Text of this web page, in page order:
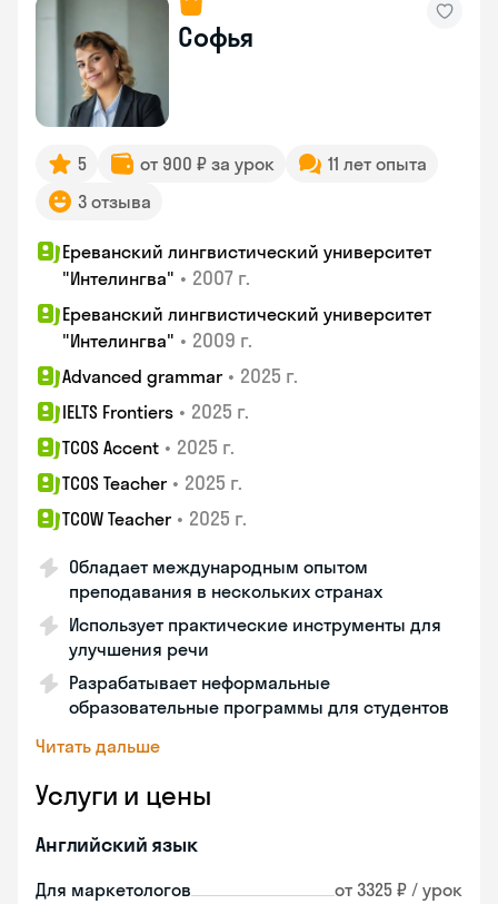
Софья
5 от 900 ₽ за урок
11 лет опыта
3 отзыва
Ереванский лингвистический университет
"Интелингва" • 2007 г.
Ереванский лингвистический университет
"Интелингва" • 2009 г.
Advanced grammar • 2025 г.
IELTS Frontiers • 2025 г.
TCOS Accent • 2025 г.
TCOS Teacher • 2025 г.
TCOW Teacher • 2025 г.
Обладает международным опытом
преподавания в нескольких странах
Использует практические инструменты для
улучшения речи
Разрабатывает неформальные
образовательные программы для студентов
Читать дальше
Услуги и цены
Английский язык
Для маркетологов от 3325 ₽ / урок